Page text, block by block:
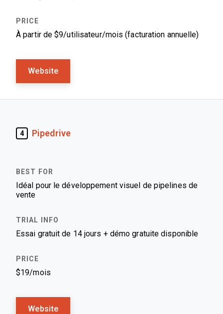
À partir de $9/utilisateur/mois (facturation annuelle)
Website
4 Pipedrive
Idéal pour le développement visuel de pipelines de
vente
Essai gratuit de 14 jours + démo gratuite disponible
$19/mois
Website